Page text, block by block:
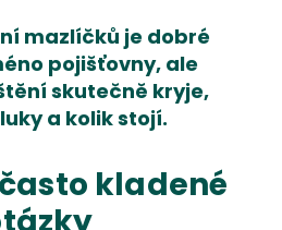
mazlíčků je dobré
pojišťovny, ale
skutečně kryje,
a kolik stojí.
kladené